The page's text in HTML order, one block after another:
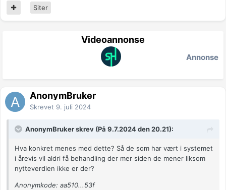
Siter
Videoannonse
Annonse
AnonymBruker
Skrevet 9. juli 2024
AnonymBruker skrev (På 9.7.2024 den 20.21):
Hva konkret menes med dette? Så de som har vært i systemet
i årevis vil aldri få behandling der mer siden de mener liksom
nytteverdien ikke er der?
Anonymkode: aa510...53f